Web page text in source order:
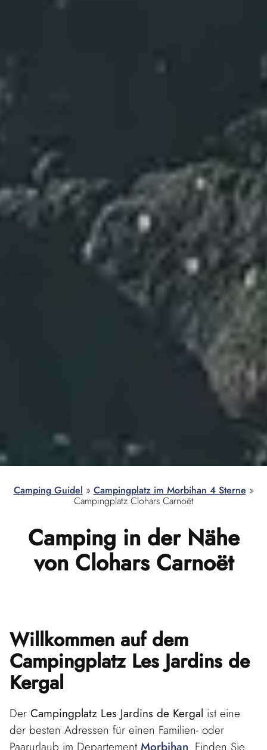
Camping Guidel » Campingplatz im Morbihan 4 Sterne »
Campingplatz Clohars Carnoët
Camping in der Nähe
von Clohars Carnoët
Willkommen auf dem
Campingplatz Les Jardins de
Kergal
Der Campingplatz Les Jardins de Kergal ist eine
der besten Adressen für einen Familien- oder
Paarurlaub im Departement Morbihan . Finden Sie